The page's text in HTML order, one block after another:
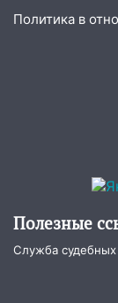
16:02
В
курьера:
15:15
новый
Политика в
Полезные
Служба судебных